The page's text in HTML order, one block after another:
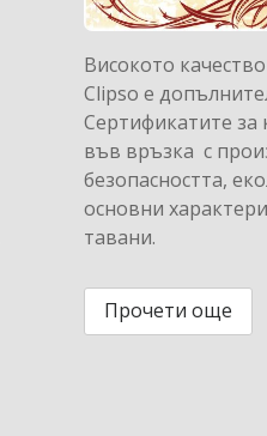
Високото
Clipso e
Сертификатите за
във връзка с
безопасността,
основни
тавани.
Прочети още